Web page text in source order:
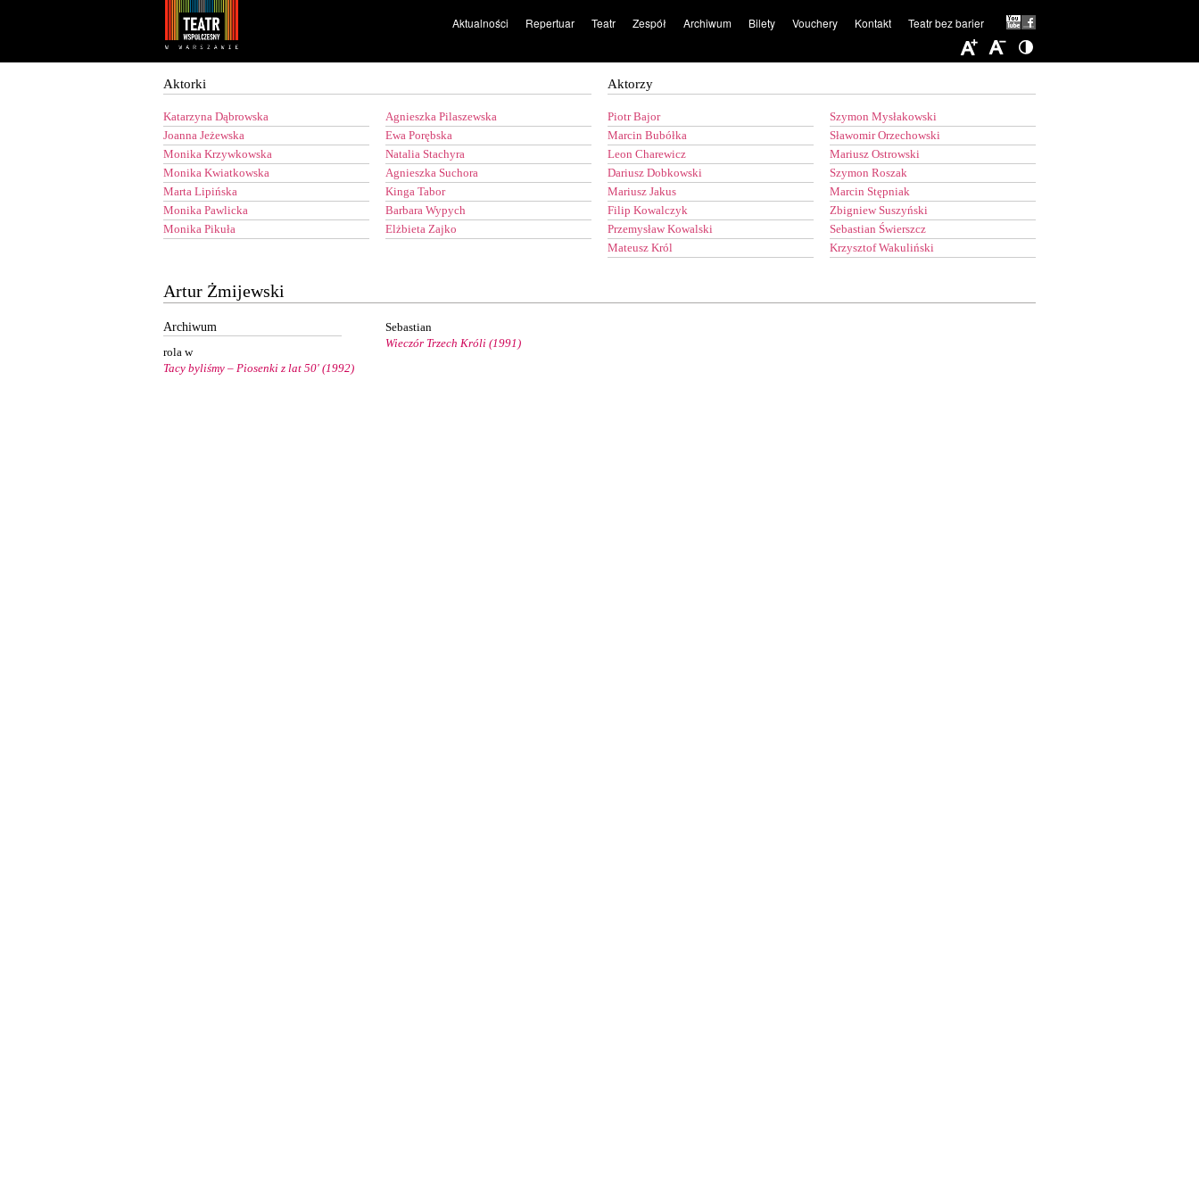
Aktualności Repertuar Teatr Zespół Archiwum Bilety Vouchery Kontakt Teatr bez barier
Aktorki
Katarzyna Dąbrowska
Joanna Jeżewska
Monika Krzywkowska
Monika Kwiatkowska
Marta Lipińska
Monika Pawlicka
Monika Pikuła
Agnieszka Pilaszewska
Ewa Porębska
Natalia Stachyra
Agnieszka Suchora
Kinga Tabor
Barbara Wypych
Elżbieta Zajko
Aktorzy
Piotr Bajor
Marcin Bubółka
Leon Charewicz
Dariusz Dobkowski
Mariusz Jakus
Filip Kowalczyk
Przemysław Kowalski
Mateusz Król
Szymon Mysłakowski
Sławomir Orzechowski
Mariusz Ostrowski
Szymon Roszak
Marcin Stępniak
Zbigniew Suszyński
Sebastian Świerszcz
Krzysztof Wakuliński
Artur Żmijewski
Archiwum
rola w
Tacy byliśmy – Piosenki z lat 50' (1992)
Sebastian
Wieczór Trzech Króli (1991)